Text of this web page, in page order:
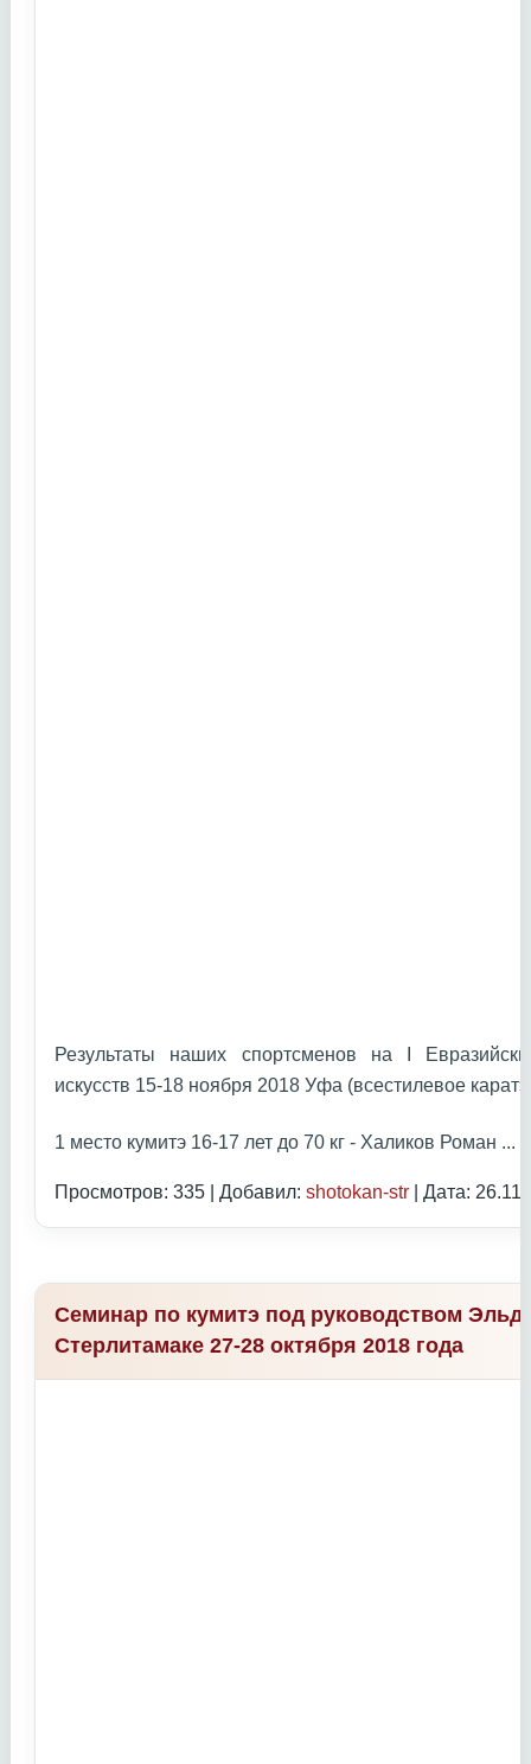
Результаты наших спортсменов на I
искусств 15-18 ноября 2018 Уфа (всестилевое
1 место кумитэ 16-17 лет до 70 кг - Халиков Роман ...
Просмотров: 335 | Добавил: shotokan-str | Дата:
Семинар по кумитэ под руководством
Стерлитамаке 27-28 октября 2018 года